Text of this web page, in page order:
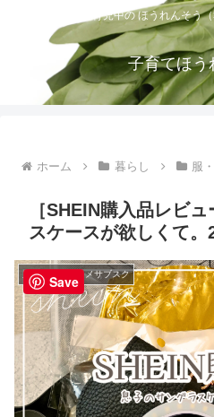
育児中の ほうれんそう
子育てほう
ホーム 暮らし 服
［SHEIN購入品レビ
スケースが欲しくて。
服・美容・コスメサブスク
Save